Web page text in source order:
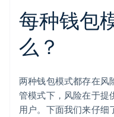
每种钱包
么？
两种钱包模式都存在风
管模式下，风险在于提
用户。下面我们来仔细